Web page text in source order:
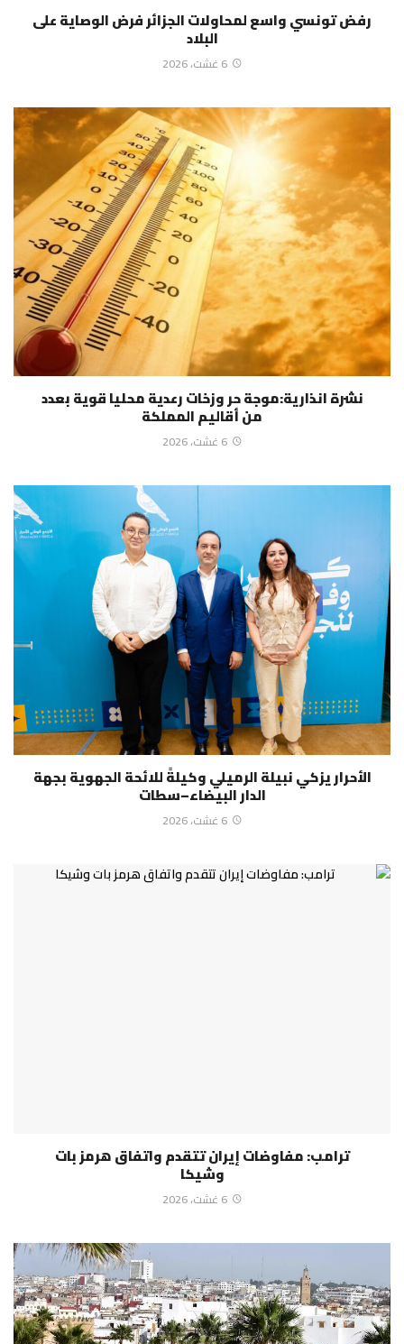
رفض تونسي واسع لمحاولات الجزائر فرض الوصاية على
البلاد
6 غشت، 2026
نشرة انذارية:موجة حر وزخات رعدية محليا قوية بعدد
من أقاليم المملكة
6 غشت، 2026
الأحرار يزكي نبيلة الرميلي وكيلةً للائحة الجهوية بجهة
الدار البيضاء–سطات
6 غشت، 2026
ترامب: مفاوضات إيران تتقدم واتفاق هرمز بات
وشيكا
6 غشت، 2026